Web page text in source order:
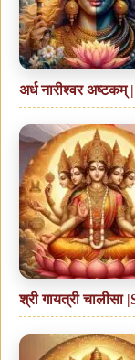
अर्ध नारीश्वर
श्री गायत्री